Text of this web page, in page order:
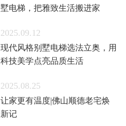
墅电梯，把雅致生活搬进家
2025.09.12
现代风格别墅电梯选法立奥，用
科技美学点亮品质生活
2025.08.25
让家更有温度|佛山顺德老宅焕
新记